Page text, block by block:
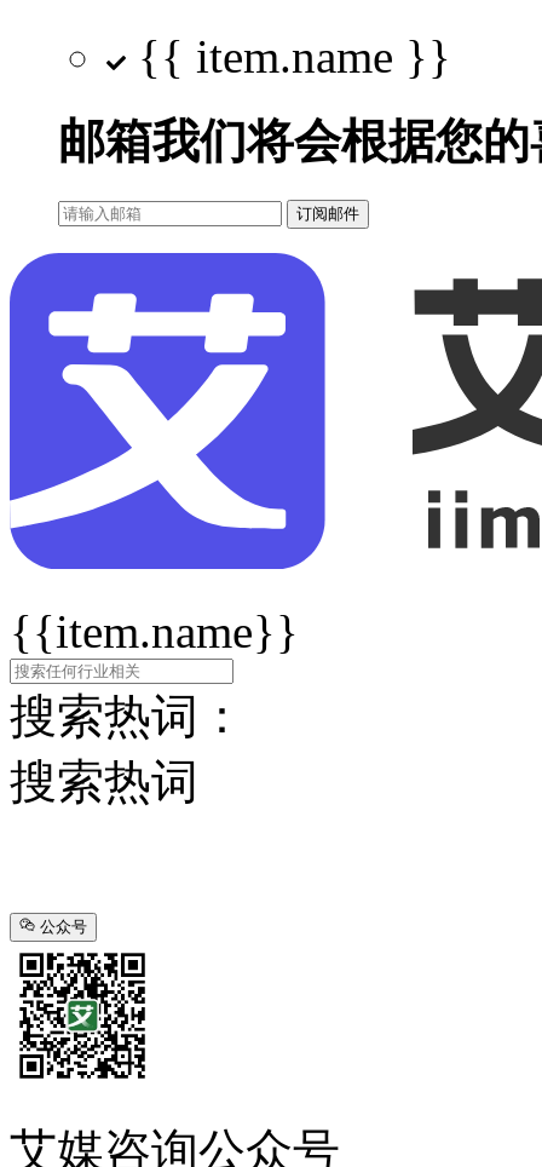
{{ item.name }}
邮箱我们将会根据您
订阅邮件
{{item.name}}
搜索热词：
搜索热词
公众号
艾媒咨询公众号